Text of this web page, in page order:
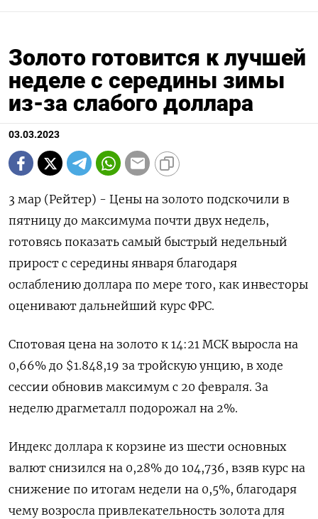
Золото готовится к лучшей
неделе с середины зимы
из-за слабого доллара
03.03.2023
3 мар (Рейтер) - Цены на золото подскочили в
пятницу до максимума почти двух недель,
готовясь показать самый быстрый недельный
прирост с середины января благодаря
ослаблению доллара по мере того, как инвесторы
оценивают дальнейший курс ФРС.
Спотовая цена на золото к 14:21 МСК выросла на
0,66% до $1.848,19​ за тройскую унцию, в ходе
сессии обновив максимум с 20 февраля. За
неделю драгметалл подорожал на 2%.
Индекс доллара к корзине из шести основных
валют снизился на 0,28% до 104,736​, взяв курс на
снижение по итогам недели на 0,5%, благодаря
чему возросла привлекательность золота для